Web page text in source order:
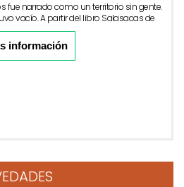
fue narrado como un territorio sin gente.
vacío. A partir del libro Salasacas de
la conservación ambiental, el turismo y
generado exclusión, racismo e
indígenas migrantes. Un artículo de
Diners.
información